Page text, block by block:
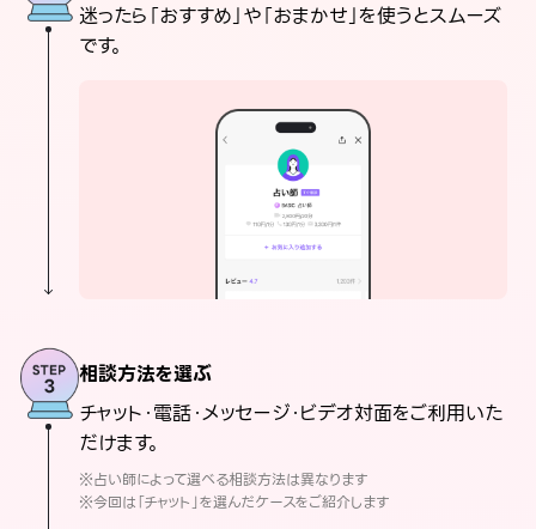
迷ったら「おすすめ」や「おまかせ」を使うとスムーズ
です。
相談方法を選ぶ
チャット・電話・メッセージ・ビデオ対面をご利用いた
だけます。
※占い師によって選べる相談方法は異なります
※今回は「チャット」を選んだケースをご紹介します